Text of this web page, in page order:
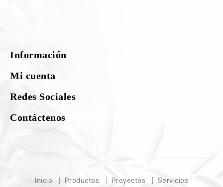
Información
Mi cuenta
Redes Sociales
Contáctenos
Inicio Productos Proyectos Servicios